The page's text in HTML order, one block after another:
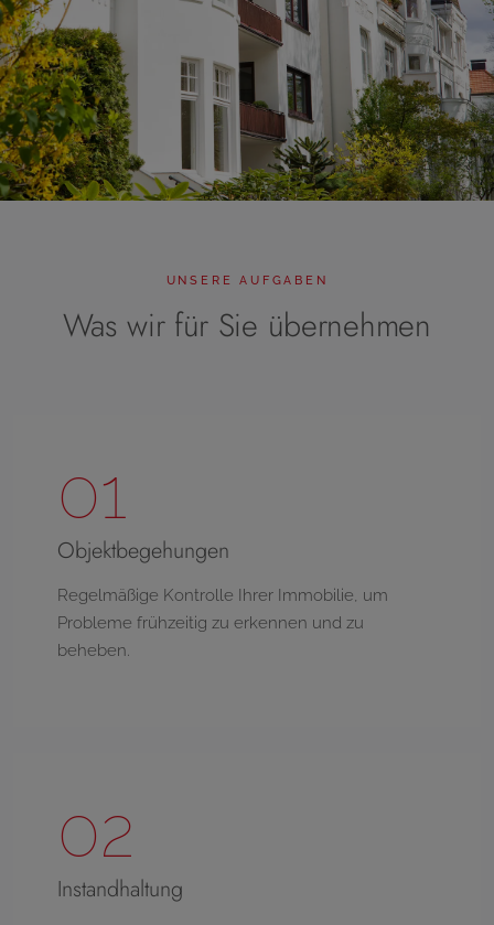
UNSERE AUFGABEN
Was wir für Sie übernehmen
01
Objektbegehungen
Regelmäßige Kontrolle Ihrer Immobilie, um
Probleme frühzeitig zu erkennen und zu
beheben.
02
Instandhaltung